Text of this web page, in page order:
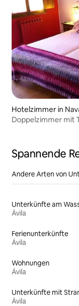
Hotelzimmer in
Doppelzimmer mit
Spannende
Andere Arten von
Unterkünfte am
Ávila
Ferienunterkünfte
Ávila
Wohnungen
Ávila
Ávila